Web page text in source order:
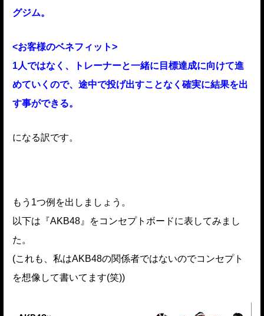
グジム。
<お客様のベネフィット>
1人ではなく、トレーナーと一緒に目標達成に向けて進
めていくので、途中で投げ出すことなく確実に結果を出
す事ができる。
になる訳です。
もう1つ例を出しましょう。
以下は『AKB48』をコンセプトボードに表してみまし
た。
(これも、私はAKB48の関係者ではないのでコンセプト
を想像して書いてます(笑))